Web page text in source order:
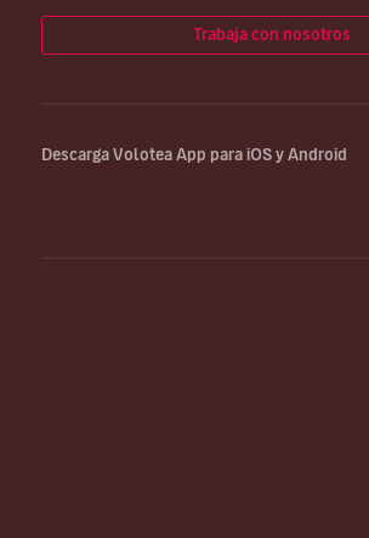
Trabaja con nosotros
Descarga Volotea App para iOS y Android